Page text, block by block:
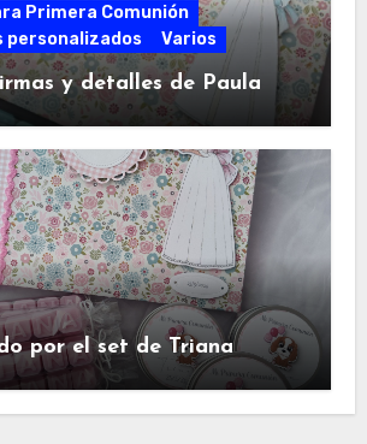
Primera Comunión
personalizados
Varios
y detalles de Paula
por el set de Triana